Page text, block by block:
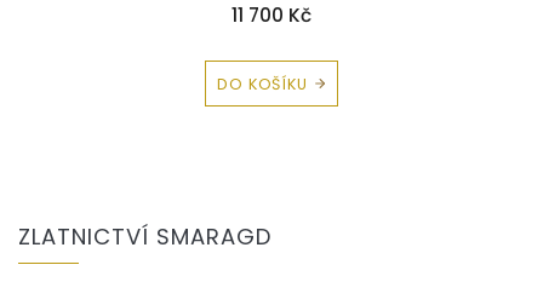
11 700 Kč
DO KOŠÍKU
ZLATNICTVÍ SMARAGD